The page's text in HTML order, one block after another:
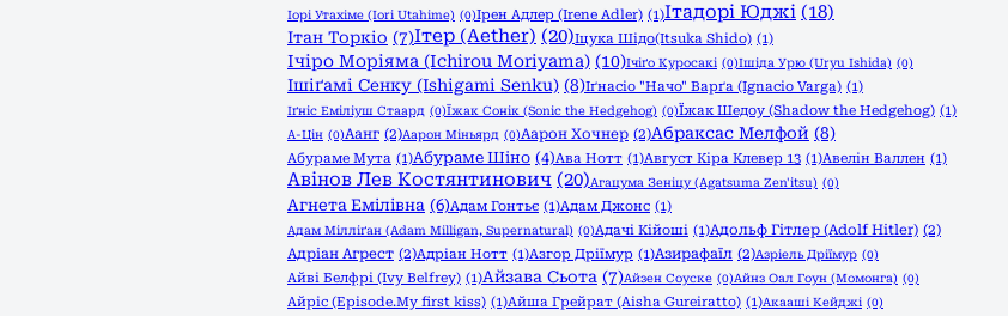
Іорі Утахіме (Iori Utahime) (0)Ірен Адлер (Irene Adler) (1)Ітадорі Юджі (18)
Ітан Торкіо (7)Ітер (Aether) (20)Іцука Шідо(Itsuka Shido) (1)
Ічіро Моріяма (Ichirou Moriyama) (10)Ічіґо Куросакі (0)Ішіда Урю (Uryu Ishida) (0)
Ішіґамі Сенку (Ishigami Senku) (8)Іґнасіо "Начо" Варґа (Ignacio Varga) (1)
Іґніс Еміліуш Стаард (0)Їжак Сонік (Sonic the Hedgehog) (0)Їжак Шедоу (Shadow the Hedgehog) (1)
А-Цін (0)Аанг (2)Аарон Міньярд (0)Аарон Хочнер (2)Абраксас Мелфой (8)
Абураме Мута (1)Абураме Шіно (4)Ава Нотт (1)Август Кіра Клевер 13 (1)Авелін Валлен (1)
Авінов Лев Костянтинович (20)Агацума Зеніцу (Agatsuma Zen'itsu) (0)
Агнета Емілівна (6)Адам Гонтьє (1)Адам Джонс (1)
Адам Мілліґан (Adam Milligan, Supernatural) (0)Адачі Кійоші (1)Адольф Гітлер (Adolf Hitler) (2)
Адріан Агрест (2)Адріан Нотт (1)Азгор Дріїмур (1)Азирафаїл (2)Азріель Дріїмур (0)
Айві Белфрі (Ivy Belfrey) (1)Айзава Сьота (7)Айзен Соуске (0)Айнз Оал Гоун (Момонга) (0)
Айріс (Episode.My first kiss) (1)Айша Грейрат (Aisha Gureiratto) (1)Акааші Кейджі (0)